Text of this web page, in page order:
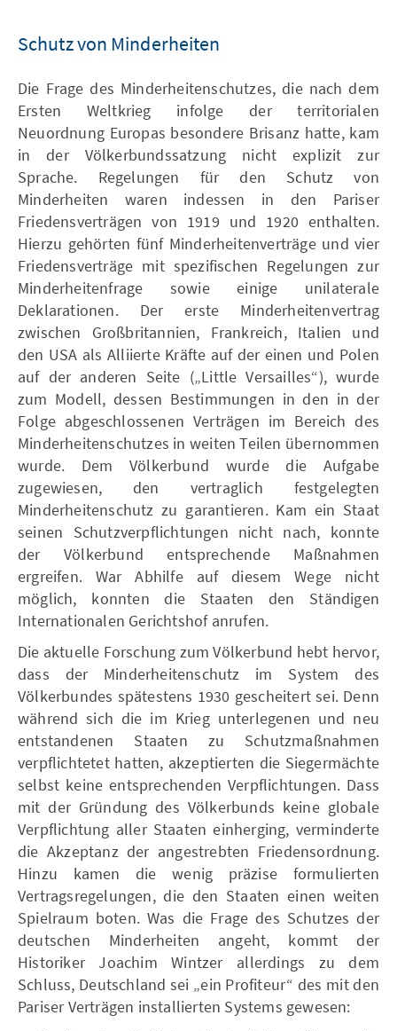
Schutz von Minderheiten
Die Frage des Minderheitenschutzes, die nach dem
Ersten Weltkrieg infolge der territorialen
Neuordnung Europas besondere Brisanz hatte, kam
in der Völkerbundssatzung nicht explizit zur
Sprache. Regelungen für den Schutz von
Minderheiten waren indessen in den Pariser
Friedensverträgen von 1919 und 1920 enthalten.
Hierzu gehörten fünf Minderheitenverträge und vier
Friedensverträge mit spezifischen Regelungen zur
Minderheitenfrage sowie einige unilaterale
Deklarationen. Der erste Minderheitenvertrag
zwischen Großbritannien, Frankreich, Italien und
den USA als Alliierte Kräfte auf der einen und Polen
auf der anderen Seite („Little Versailles“), wurde
zum Modell, dessen Bestimmungen in den in der
Folge abgeschlossenen Verträgen im Bereich des
Minderheitenschutzes in weiten Teilen übernommen
wurde. Dem Völkerbund wurde die Aufgabe
zugewiesen, den vertraglich festgelegten
Minderheitenschutz zu garantieren. Kam ein Staat
seinen Schutzverpflichtungen nicht nach, konnte
der Völkerbund entsprechende Maßnahmen
ergreifen. War Abhilfe auf diesem Wege nicht
möglich, konnten die Staaten den Ständigen
Internationalen Gerichtshof anrufen.
Die aktuelle Forschung zum Völkerbund hebt hervor,
dass der Minderheitenschutz im System des
Völkerbundes spätestens 1930 gescheitert sei. Denn
während sich die im Krieg unterlegenen und neu
entstandenen Staaten zu Schutzmaßnahmen
verpflichtetet hatten, akzeptierten die Siegermächte
selbst keine entsprechenden Verpflichtungen. Dass
mit der Gründung des Völkerbunds keine globale
Verpflichtung aller Staaten einherging, verminderte
die Akzeptanz der angestrebten Friedensordnung.
Hinzu kamen die wenig präzise formulierten
Vertragsregelungen, die den Staaten einen weiten
Spielraum boten. Was die Frage des Schutzes der
deutschen Minderheiten angeht, kommt der
Historiker Joachim Wintzer allerdings zu dem
Schluss, Deutschland sei „ein Profiteur“ des mit den
Pariser Verträgen installierten Systems gewesen: